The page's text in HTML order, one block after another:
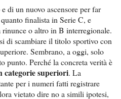
e di un nuovo ascensore per far
finalista in Serie C, e
o altro in B interregionale.
di scambiare il titolo sportivo con
Sembrano, a oggi, solo
punto. Perché la concreta verità è
categorie superiori. La
per i numeri fatti registrare
vietato dire no a simili ipotesi,